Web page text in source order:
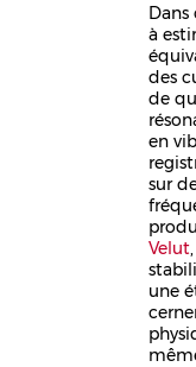
Dans
à
des
de
en
sur
Velut
une